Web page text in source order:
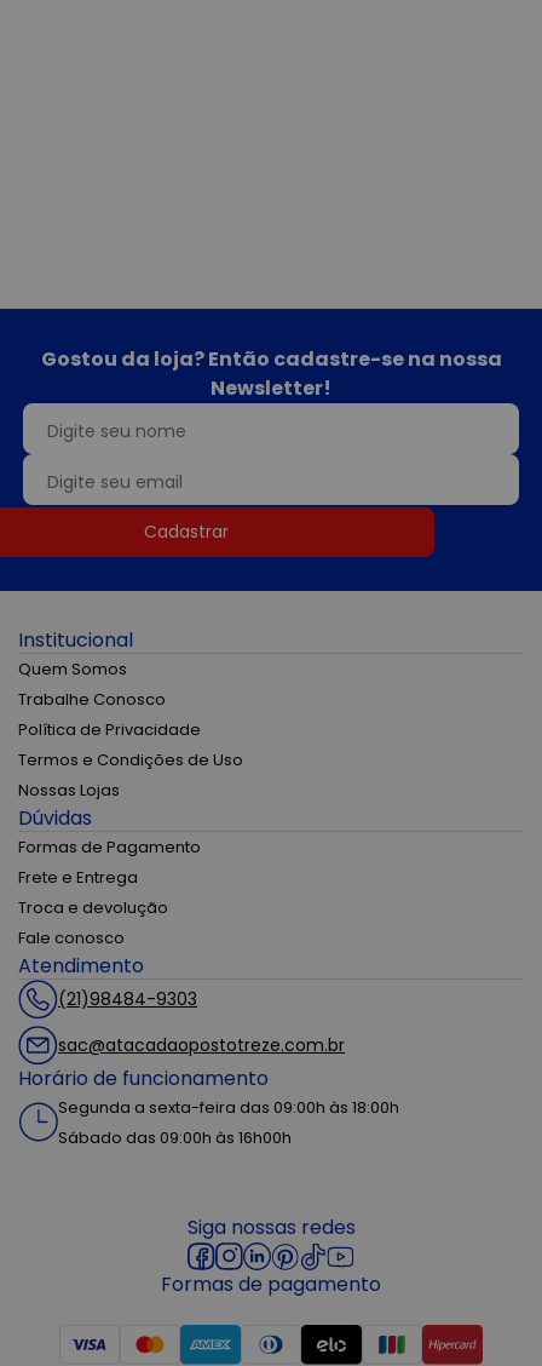
Gostou da loja? Então cadastre-se na nossa
Newsletter!
Cadastrar
Institucional
Quem Somos
Trabalhe Conosco
Política de Privacidade
Termos e Condições de Uso
Nossas Lojas
Dúvidas
Formas de Pagamento
Frete e Entrega
Troca e devolução
Fale conosco
Atendimento
(21)98484-9303
sac@atacadaopostotreze.com.br
Horário de funcionamento
Segunda a sexta-feira das 09:00h às 18:00h
Sábado das 09:00h às 16h00h
Siga nossas redes
Formas de pagamento